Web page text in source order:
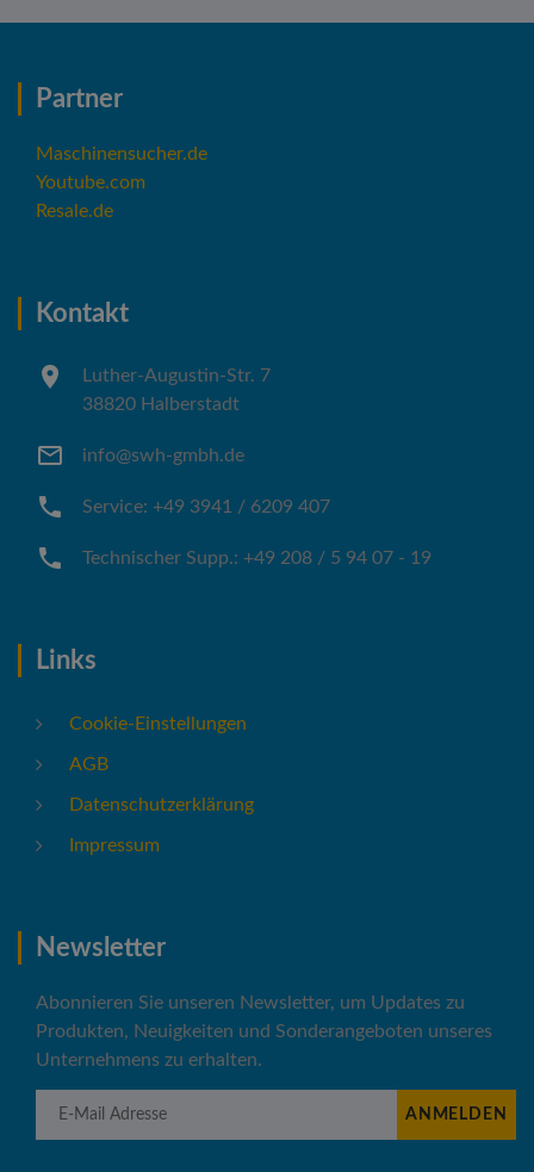
Partner
Maschinensucher.de
Youtube.com
Resale.de
Kontakt
Luther-Augustin-Str. 7
38820 Halberstadt
info@swh-gmbh.de
Service: +49 3941 / 6209 407
Technischer Supp.: +49 208 / 5 94 07 - 19
Links
Cookie-Einstellungen
AGB
Datenschutzerklärung
Impressum
Newsletter
Abonnieren Sie unseren Newsletter, um Updates zu
Produkten, Neuigkeiten und Sonderangeboten unseres
Unternehmens zu erhalten.
E-Mail Adresse ANMELDEN